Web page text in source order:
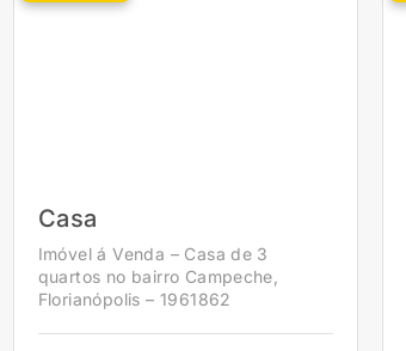
Casa
Imóvel á Venda – Casa de 3
quartos no bairro Campeche,
Florianópolis – 1961862